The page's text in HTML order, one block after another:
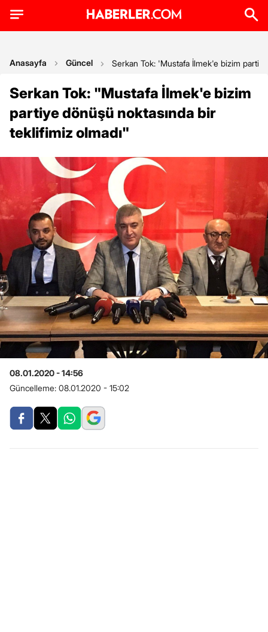
Anasayfa Güncel Serkan Tok: 'Mustafa İlmek'e bizim
Serkan Tok: "Mustafa İlmek'e bizim
partiye dönüşü noktasında bir
teklifimiz olmadı"
08.01.2020 - 14:56
Güncelleme: 08.01.2020 - 15:02